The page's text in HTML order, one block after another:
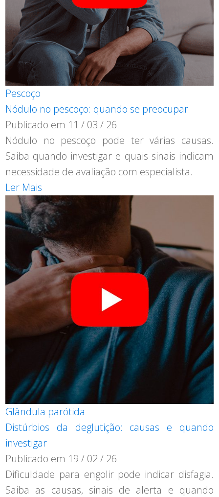
Pescoço
Nódulo no pescoço: quando se preocupar
Publicado em 11 / 03 / 26
Nódulo no pescoço pode ter várias causas.
Saiba quando investigar e quais sinais indicam
necessidade de avaliação com especialista.
Ler Mais
Glândula parótida
Distúrbios da deglutição: causas e quando
investigar
Publicado em 19 / 02 / 26
Dificuldade para engolir pode indicar disfagia.
Saiba as causas, sinais de alerta e quando